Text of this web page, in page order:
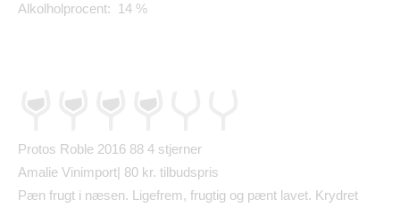
Alkolholprocent: 14 %
Protos Roble 2016 88 4 stjerner
Amalie Vinimport| 80 kr. tilbudspris
Pæn frugt i næsen. Ligefrem, frugtig og pænt lavet. Krydret